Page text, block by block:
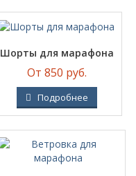
Шорты для марафона
От 850 руб.
Подробнее